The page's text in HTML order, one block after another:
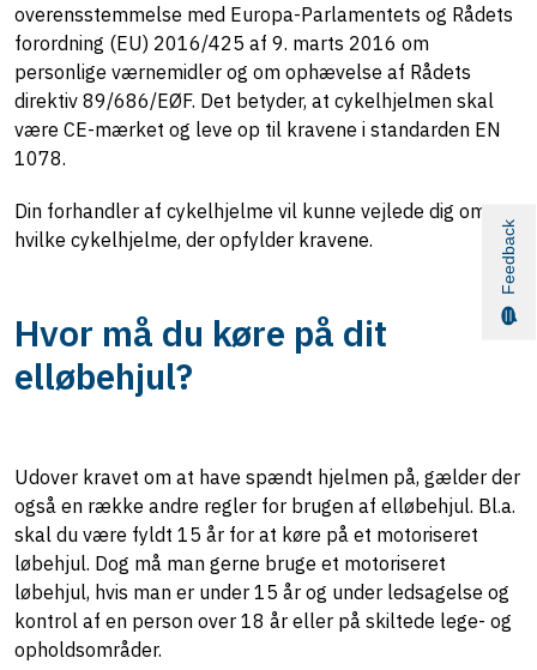
overensstemmelse med Europa-Parlamentets og Rådets
forordning (EU) 2016/425 af 9. marts 2016 om
personlige værnemidler og om ophævelse af Rådets
direktiv 89/686/EØF. Det betyder, at cykelhjelmen skal
være CE-mærket og leve op til kravene i standarden EN
1078.
Din forhandler af cykelhjelme vil kunne vejlede dig om
hvilke cykelhjelme, der opfylder kravene.
Hvor må du køre på dit
elløbehjul?
Udover kravet om at have spændt hjelmen på, gælder der
også en række andre regler for brugen af elløbehjul. Bl.a.
skal du være fyldt 15 år for at køre på et motoriseret
løbehjul. Dog må man gerne bruge et motoriseret
løbehjul, hvis man er under 15 år og under ledsagelse og
kontrol af en person over 18 år eller på skiltede lege- og
opholdsområder.
Feedback